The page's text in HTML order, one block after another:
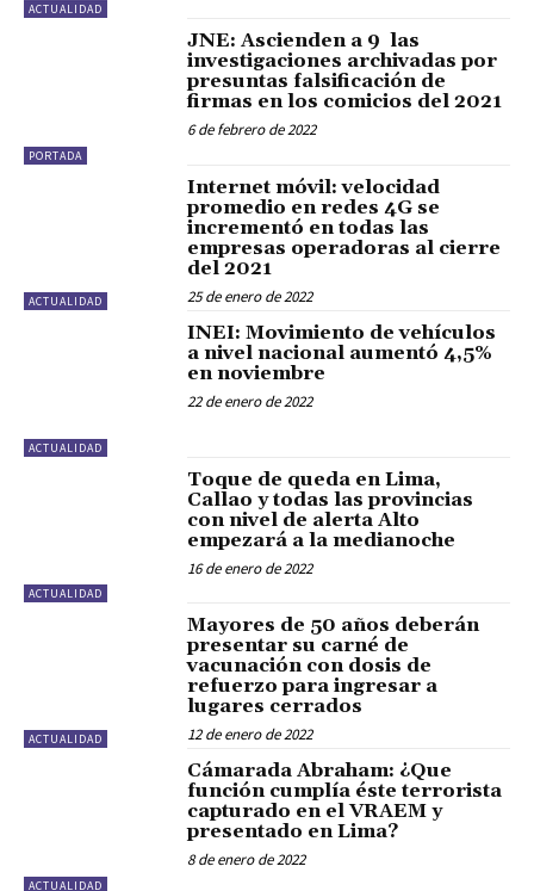
ACTUALIDAD
PORTADA
JNE: Ascienden a 9 las
investigaciones archivadas por
presuntas falsificación de
firmas en los comicios del 2021
6 de febrero de 2022
ACTUALIDAD
Internet móvil: velocidad
promedio en redes 4G se
incrementó en todas las
empresas operadoras al cierre
del 2021
25 de enero de 2022
ACTUALIDAD
INEI: Movimiento de vehículos
a nivel nacional aumentó 4,5%
en noviembre
22 de enero de 2022
ACTUALIDAD
Toque de queda en Lima,
Callao y todas las provincias
con nivel de alerta Alto
empezará a la medianoche
16 de enero de 2022
ACTUALIDAD
Mayores de 50 años deberán
presentar su carné de
vacunación con dosis de
refuerzo para ingresar a
lugares cerrados
12 de enero de 2022
ACTUALIDAD
Cámarada Abraham: ¿Que
función cumplía éste terrorista
capturado en el VRAEM y
presentado en Lima?
8 de enero de 2022